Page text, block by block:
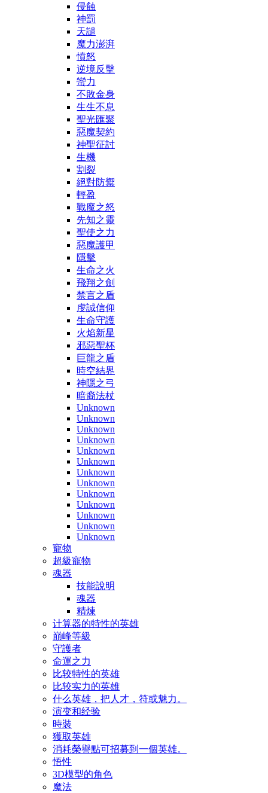
侵蝕
神罰
天譴
魔力澎湃
憤怒
逆境反擊
蠻力
不敗金身
生生不息
聖光匯聚
惡魔契約
神聖征討
生機
割裂
絕對防禦
輕盈
戰魔之怒
先知之靈
聖使之力
惡魔護甲
隱擊
生命之火
飛翔之劍
禁言之盾
虔誠信仰
生命守護
火焰新星
邪惡聖杯
巨龍之盾
時空結界
神隱之弓
暗裔法杖
Unknown
Unknown
Unknown
Unknown
Unknown
Unknown
Unknown
Unknown
Unknown
Unknown
Unknown
Unknown
Unknown
寵物
超級寵物
魂器
技能說明
魂器
精煉
计算器的特性的英雄
巔峰等級
守護者
命運之力
比较特性的英雄
比较实力的英雄
什么英雄，把人才，符或魅力。
演变和经验
時裝
獲取英雄
消耗榮譽點可招募到一個英雄。
悟性
3D模型的角色
魔法